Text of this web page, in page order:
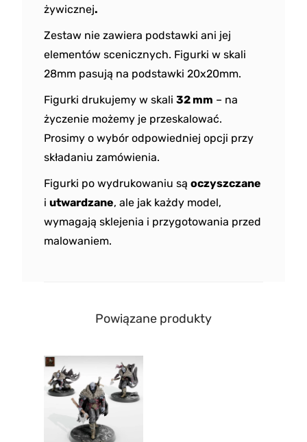
żywicznej.
Zestaw nie zawiera podstawki ani jej
elementów scenicznych. Figurki w skali
28mm pasują na podstawki 20x20mm.
Figurki drukujemy w skali 32 mm – na
życzenie możemy je przeskalować.
Prosimy o wybór odpowiedniej opcji przy
składaniu zamówienia.
Figurki po wydrukowaniu są oczyszczane
i utwardzane, ale jak każdy model,
wymagają sklejenia i przygotowania przed
malowaniem.
Powiązane produkty